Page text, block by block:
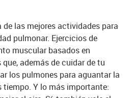
de las mejores actividades para
pulmonar. Ejercicios de
muscular basados en
además de cuidar de tu
los pulmones para aguantar la
tiempo. Y lo más importante: